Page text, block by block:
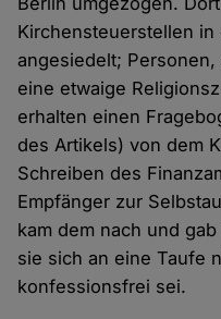
Kirchensteuerstellen in
angesiedelt;
eine etwaige
erhalten einen
des Artikels) von dem
Schreiben des
Empfänger zur
kam dem nach und
sie sich an eine Taufe
konfessionsfrei sei.